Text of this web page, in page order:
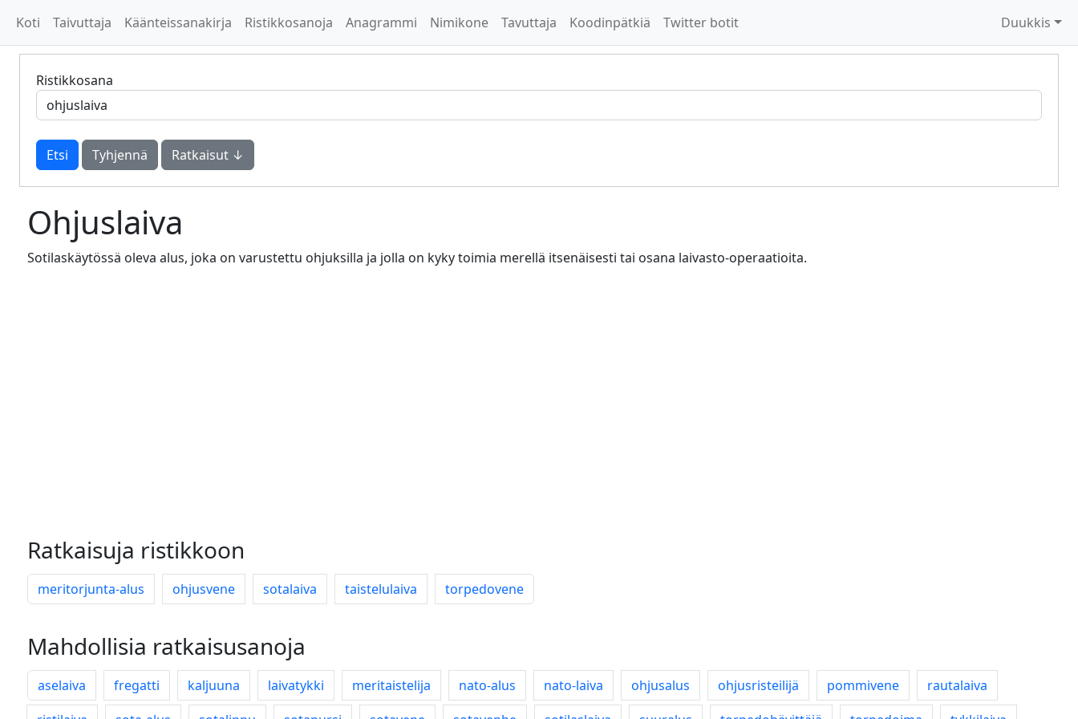
Koti Taivuttaja Käänteissanakirja Ristikkosanoja Anagrammi Nimikone Tavuttaja Koodinpätkiä Twitter botit Duukkis
Ristikkosana
Tyhjennä Ratkaisut ↓
Ohjuslaiva
Sotilaskäytössä oleva alus, joka on varustettu ohjuksilla ja jolla on kyky toimia merellä itsenäisesti tai osana laivasto-operaatioita.
Ratkaisuja ristikkoon
meritorjunta-alus ohjusvene sotalaiva taistelulaiva torpedovene
Mahdollisia ratkaisusanoja
aselaiva fregatti kaljuuna laivatykki meritaistelija nato-alus nato-laiva ohjusalus ohjusristeilijä pommivene
rautalaiva